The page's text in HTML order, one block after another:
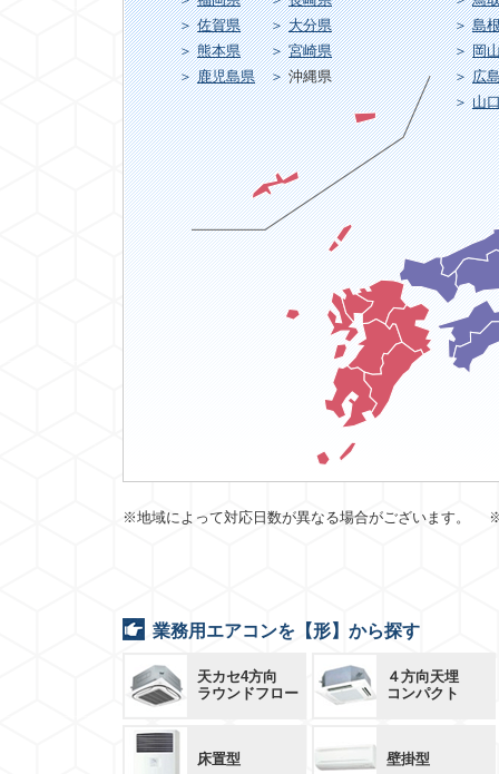
佐賀県
大分県
熊本県
宮崎県
鹿児島県
沖縄県
島
岡
広
山
※地域によって対応日数が異なる場合がございます。
業務用エアコンを【形】から探す
天カセ4方向
ラウンドフロー
４方向天埋
コンパクト
床置型 壁掛型